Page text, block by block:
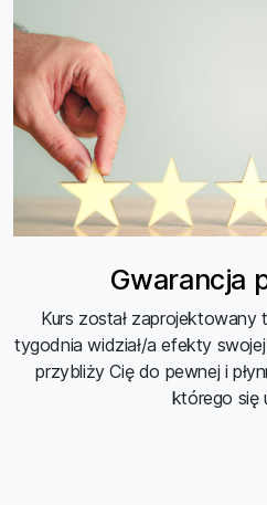
Gwarancja
Kurs został
tygodnia widział/a efekty
przybliży Cię do pewnej i
którego się